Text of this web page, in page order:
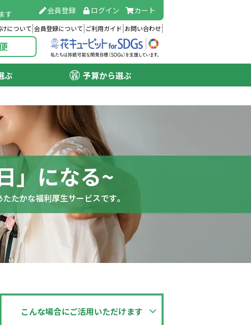
す 会員登録 ログイン カート
について 会員登録について ご利用ガイド お問い合わせ
ぶ 予算から選ぶ
こんな場合にご活用いただけます